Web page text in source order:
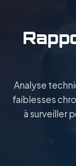
Analyse
faiblesses
à surveiller